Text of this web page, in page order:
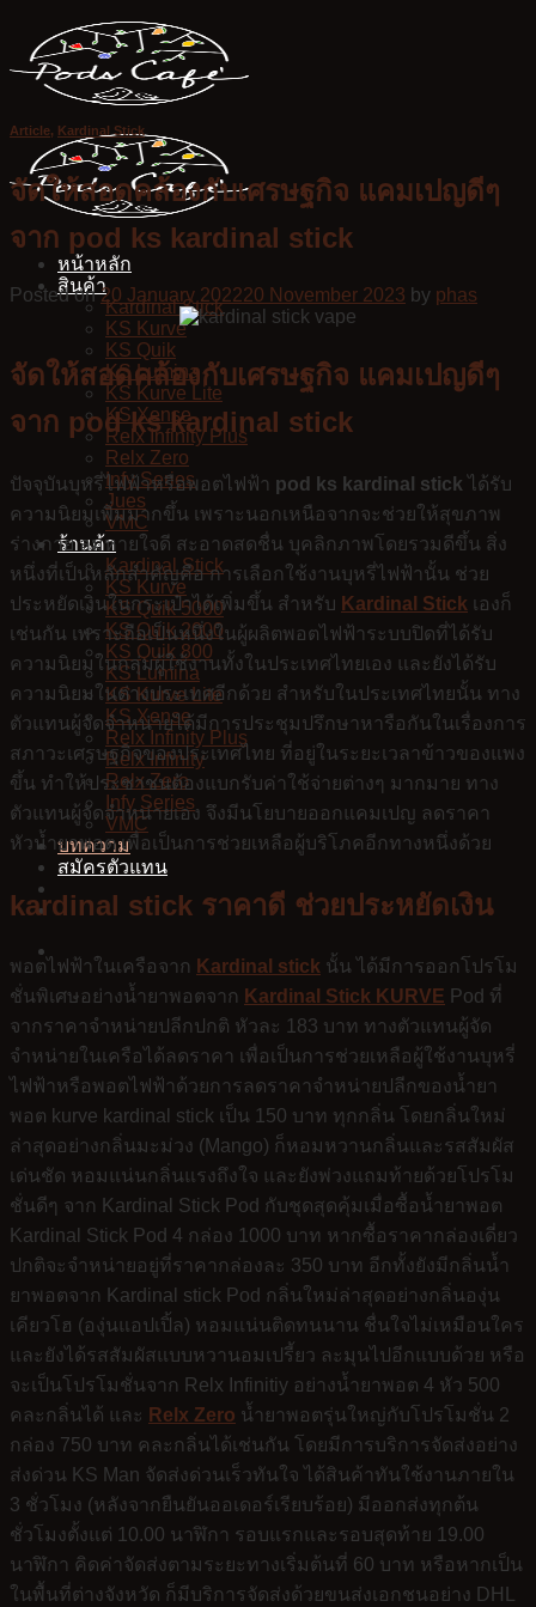
content
หน้าหลัก
สินค้า
Kardinal Stick
KS Kurve
KS Quik
KS Lumina
KS Kurve Lite
KS Xense
Relx Infinity Plus
Relx Zero
Infy Series
Jues
VMC
ร้านค้า
Kardinal Stick
KS Kurve
KS Quik 5000
KS Quik 2000
KS Quik 800
KS Lumina
KS Kurve Lite
KS Xense
Relx Infinity Plus
Relx Infinity
Relx Zero
Infy Series
VMC
บทความ
สมัครตัวแทน
Article, Kardinal Stick
จัดให้สอดคล้องกับเศรษฐกิจ แคมเปญดีๆ
จาก pod ks kardinal stick
Posted on20 January 202220 November 2023 by phas
จัดให้สอดคล้องกับเศรษฐกิจ แคมเปญดีๆ
จาก pod ks kardinal stick
ปัจจุบันบุหรี่ไฟฟ้าหรือพอตไฟฟ้า pod ks kardinal stick ได้รับ
ความนิยมเพิ่มมากขึ้น เพราะนอกเหนือจากจะช่วยให้สุขภาพ
ร่างกาย ลมหายใจดี สะอาดสดชื่น บุคลิกภาพโดยรวมดีขึ้น สิ่ง
หนึ่งที่เป็นหลักสำคัญคือ การเลือกใช้งานบุหรี่ไฟฟ้านั้น ช่วย
ประหยัดเงินในกระเป๋าได้เพิ่มขึ้น สำหรับ Kardinal Stick เองก็
เช่นกัน เพราะถือเป็นหนึ่งในผู้ผลิตพอตไฟฟ้าระบบปิดที่ได้รับ
ความนิยมในกลุ่มผู้ใช้งานทั้งในประเทศไทยเอง และยังได้รับ
ความนิยมในต่างประเทศอีกด้วย สำหรับในประเทศไทยนั้น ทาง
ตัวแทนผู้จัดจำหน่ายได้มีการประชุมปรึกษาหารือกันในเรื่องการ
สภาวะเศรษฐกิจของประเทศไทย ที่อยู่ในระยะเวลาข้าวของแพง
ขึ้น ทำให้ประชาชนต้องแบกรับค่าใช้จ่ายต่างๆ มากมาย ทาง
ตัวแทนผู้จัดจำหน่ายเอง จึงมีนโยบายออกแคมเปญ ลดราคา
หัวน้ำยาพอต เพื่อเป็นการช่วยเหลือผู้บริโภคอีกทางหนึ่งด้วย
kardinal stick ราคาดี ช่วยประหยัดเงิน
พอตไฟฟ้าในเครือจาก Kardinal stick นั้น ได้มีการออกโปรโม
ชั่นพิเศษอย่างน้ำยาพอตจาก Kardinal Stick KURVE Pod ที่
จากราคาจำหน่ายปลีกปกติ หัวละ 183 บาท ทางตัวแทนผู้จัด
จำหน่ายในเครือได้ลดราคา เพื่อเป็นการช่วยเหลือผู้ใช้งานบุหรี่
ไฟฟ้าหรือพอตไฟฟ้าด้วยการลดราคาจำหน่ายปลีกของน้ำยา
พอต kurve kardinal stick เป็น 150 บาท ทุกกลิ่น โดยกลิ่นใหม่
ล่าสุดอย่างกลิ่นมะม่วง (Mango) ก็หอมหวานกลิ่นและรสสัมผัส
เด่นชัด หอมแน่นกลิ่นแรงถึงใจ และยังพ่วงแถมท้ายด้วยโปรโม
ชั่นดีๆ จาก Kardinal Stick Pod กับชุดสุดคุ้มเมื่อซื้อน้ำยาพอต
Kardinal Stick Pod 4 กล่อง 1000 บาท หากซื้อราคากล่องเดี่ยว
ปกติจะจำหน่ายอยู่ที่ราคากล่องละ 350 บาท อีกทั้งยังมีกลิ่นน้ำ
ยาพอตจาก Kardinal stick Pod กลิ่นใหม่ล่าสุดอย่างกลิ่นองุ่น
เคียวโฮ (องุ่นแอปเปิ้ล) หอมแน่นติดทนนาน ชื่นใจไม่เหมือนใคร
และยังได้รสสัมผัสแบบหวานอมเปรี้ยว ละมุนไปอีกแบบด้วย หรือ
จะเป็นโปรโมชั่นจาก Relx Infinitiy อย่างน้ำยาพอต 4 หัว 500
คละกลิ่นได้ และ Relx Zero น้ำยาพอตรุ่นใหญ่กับโปรโมชั่น 2
กล่อง 750 บาท คละกลิ่นได้เช่นกัน โดยมีการบริการจัดส่งอย่าง
ส่งด่วน KS Man จัดส่งด่วนเร็วทันใจ ได้สินค้าทันใช้งานภายใน
3 ชั่วโมง (หลังจากยืนยันออเดอร์เรียบร้อย) มีออกส่งทุกต้น
ชั่วโมงตั้งแต่ 10.00 นาฬิกา รอบแรกและรอบสุดท้าย 19.00
นาฬิกา คิดค่าจัดส่งตามระยะทางเริ่มต้นที่ 60 บาท หรือหากเป็น
ในพื้นที่ต่างจังหวัด ก็มีบริการจัดส่งด้วยขนส่งเอกชนอย่าง DHL